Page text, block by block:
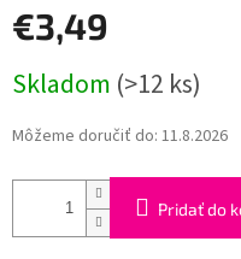
€3,49
cena:
Skladom (>12 ks)
Môžeme doručiť do: 11.8.2026
Pridať do